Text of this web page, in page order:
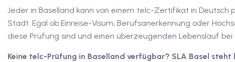
Jeder in Baselland kann von einem telc-Zertifikat in Deutsch
Stadt. Egal ob Einreise-Visum, Berufsanerkennung oder
diese Prüfung sind und einen überzeugenden Lebenslauf
Keine telc-Prüfung in Baselland verfügbar? SLA Basel steht